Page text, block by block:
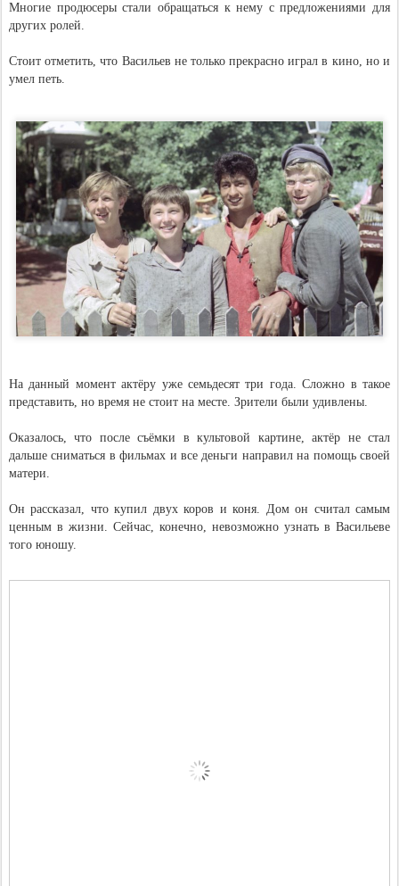
Многие продюсеры стали обращаться к нему с предложениями для
других ролей.
Стоит отметить, что Васильев не только прекрасно играл в кино, но и
умел петь.
На данный момент актёру уже семьдесят три года. Сложно в такое
представить, но время не стоит на месте. Зрители были удивлены.
Оказалось, что после съёмки в культовой картине, актёр не стал
дальше сниматься в фильмах и все деньги направил на помощь своей
матери.
Он рассказал, что купил двух коров и коня. Дом он считал самым
ценным в жизни. Сейчас, конечно, невозможно узнать в Васильеве
того юношу.